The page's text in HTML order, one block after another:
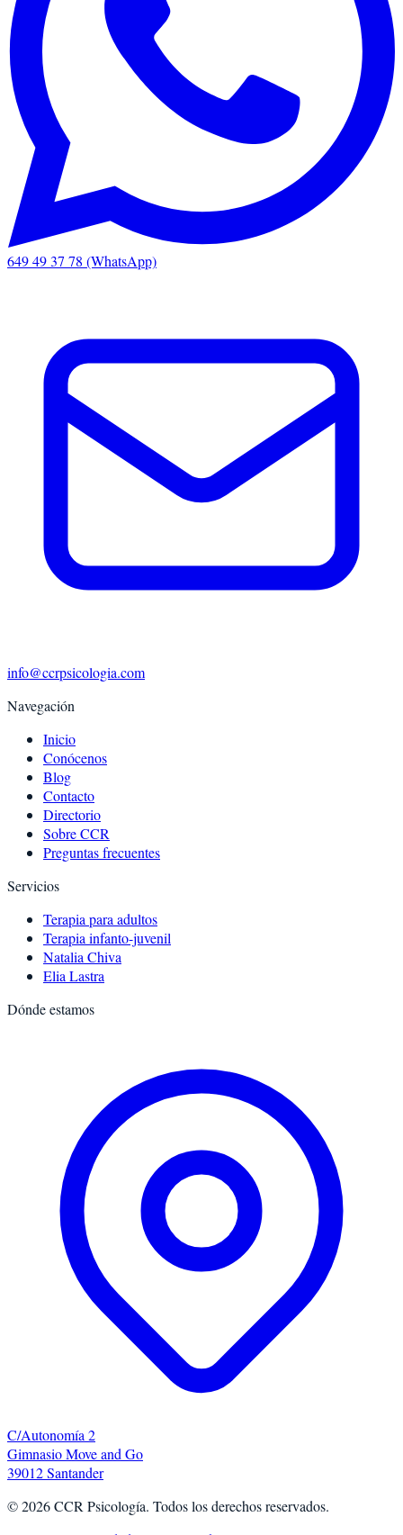
649 49 37 78 (WhatsApp)
info@ccrpsicologia.com
Navegación
Inicio
Conócenos
Blog
Contacto
Directorio
Sobre CCR
Preguntas frecuentes
Servicios
Terapia para adultos
Terapia infanto-juvenil
Natalia Chiva
Elia Lastra
Dónde estamos
C/Autonomía 2
Gimnasio Move and Go
39012 Santander
©2026CCR Psicología. Todos los derechos reservados.